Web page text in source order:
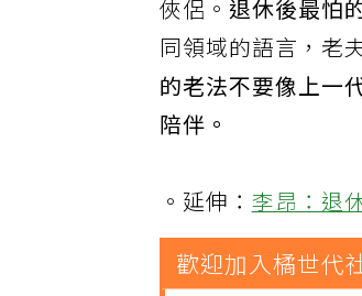
俠侶。退休後最怕
同領域的語言，老
的老法不要像上一
陪伴。
。延伸：李昂：退
歡迎加入橘世代